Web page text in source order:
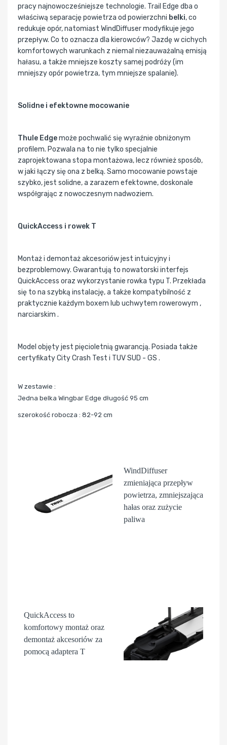
pracy najnowocześniejsze technologie. Trail Edge dba o
właściwą separację powietrza od powierzchni belki, co
redukuje opór, natomiast WindDiffuser modyfikuje jego
przepływ. Co to oznacza dla kierowców? Jazdę w cichych
komfortowych warunkach z niemal niezauważalną emisją
hałasu, a także mniejsze koszty samej podróży (im
mniejszy opór powietrza, tym mniejsze spalanie).
Solidne i efektowne mocowanie
Thule Edgemoże pochwalić się wyraźnie obniżonym
profilem. Pozwala na to nie tylko specjalnie
zaprojektowana stopa montażowa, lecz również sposób,
w jaki łączy się ona z belką. Samo mocowanie powstaje
szybko, jest solidne, a zarazem efektowne, doskonale
współgrając z nowoczesnym nadwoziem.
QuickAccess i rowek T
Montaż i demontaż akcesoriów jest intuicyjny i
bezproblemowy. Gwarantują to nowatorski interfejs
QuickAccess oraz wykorzystanie rowka typu T. Przekłada
się to na szybką instalację, a także kompatybilność z
praktycznie każdym boxem lub uchwytem rowerowym ,
narciarskim .
Model objęty jest pięcioletnią gwarancją. Posiada także
certyfikaty City Crash Test i TUV SUD - GS .
W zestawie :
Jedna belka Wingbar Edge długość 95 cm
szerokość robocza : 82-92 cm
WindDiffuser
zmieniająca przepływ
powietrza, zmniejszająca
hałas oraz zużycie
paliwa
QuickAccess to
komfortowy montaż oraz
demontaż akcesoriów za
pomocą adaptera T